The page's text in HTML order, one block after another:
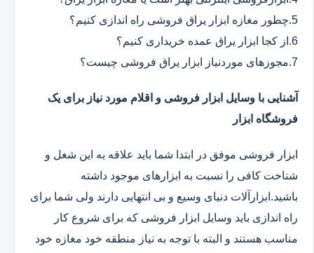
5.چطور مغازه ابزار یراق فروشی راه اندازی کنیم؟
6.از کجا ابزار یراق عمده خریداری کنیم؟
7.مجوزهای موردنیاز ابزار یراق فروشی چیست؟
آشنایی با وسایل ابزار فروشی و اقلام مورد نیاز برای یک
فروشگاه ابزار
ابزار فروشی موفق در ابتدا شما باید علاقه به این شغل و
شناخت کافی را نسبت به ابزارهای موجود داشته
باشید.ابزارآلات دنیای وسیع و بی انتهایی دارند ولی شما برای
راه اندازی باید وسایل ابزار فروشی که برای شروع کار
مناسب هستند و البته با توجه به نیاز منطقه خود مغازه خود